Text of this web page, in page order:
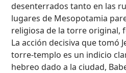
desenterrados tanto en las
lugares de Mesopotamia
religiosa de la torre original,
La acción decisiva que tomó
torre-templo es un indicio
hebreo dado a la ciudad,